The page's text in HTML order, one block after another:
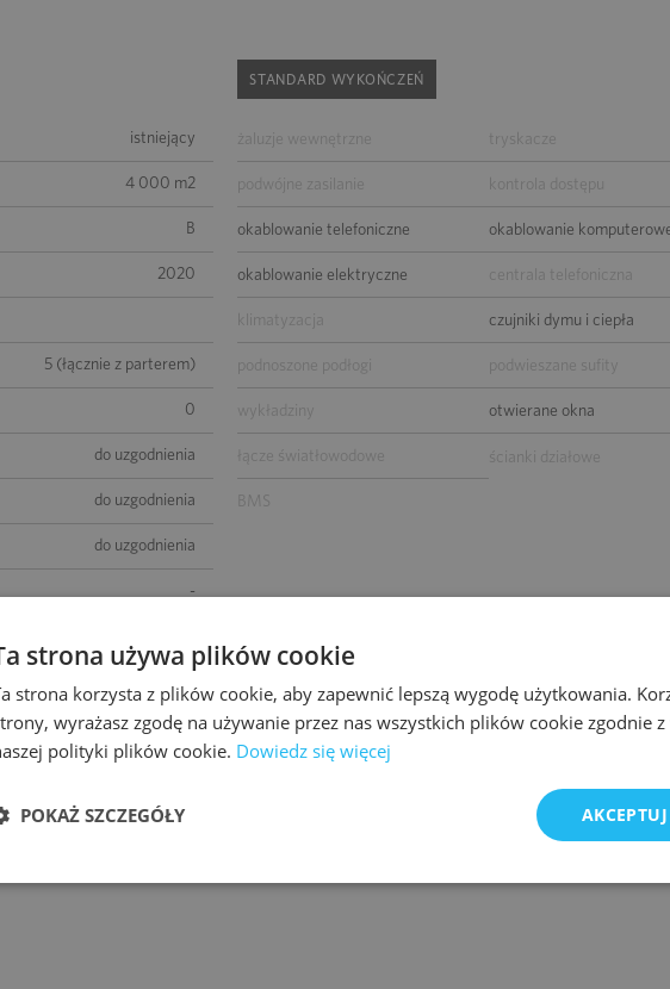
istniejący
4 000 m2
B
2020
5 (łącznie z parterem)
0
do uzgodnienia
do uzgodnienia
do uzgodnienia
-
STANDARD WYKOŃCZEŃ
żaluzje wewnętrzne tryskacze
podwójne zasilanie kontrola dostępu
okablowanie telefoniczne okablowanie
okablowanie elektryczne centrala telefoniczna
klimatyzacja czujniki dymu i ciepła
podnoszone podłogi podwieszane sufity
wykładziny otwierane okna
łącze światłowodowe ścianki działowe
BMS
strona używa plików cookie
strona korzysta z plików cookie, aby zapewnić lepszą wygodę użytkowania.
wyrażasz zgodę na używanie przez nas wszystkich plików cookie zgodnie
polityki plików cookie. Dowiedz się więcej
POKAŻ SZCZEGÓŁY